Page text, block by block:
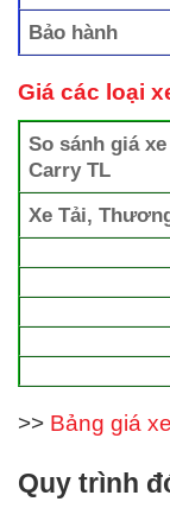
Bảo hành
Giá các loại
So sánh giá
Carry TL
Xe Tải,
>> Bảng giá
Quy trình